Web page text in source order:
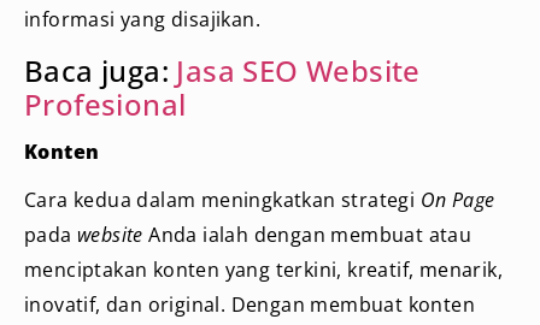
informasi yang disajikan.
Baca juga: Jasa SEO Website
Profesional
Konten
Cara kedua dalam meningkatkan strategi On Page
pada websiteAnda ialah dengan membuat atau
menciptakan konten yang terkini, kreatif, menarik,
inovatif, dan original. Dengan membuat konten